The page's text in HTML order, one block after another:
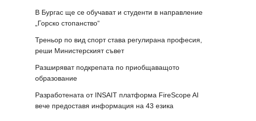
В Бургас ще се обучават и студенти в направление
„Горско стопанство“
Треньор по вид спорт става регулирана професия,
реши Министерският съвет
Разширяват подкрепата по приобщаващото
образование
Разработената от INSAIT платформа FireScope AI
вече предоставя информация на 43 езика